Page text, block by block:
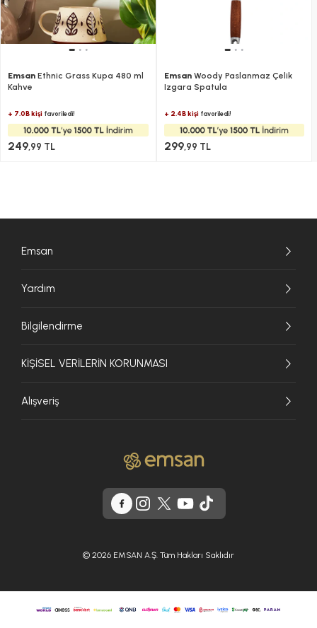
Emsan Ethnic Grass Kupa 480 ml
Kahve​​​​​​​
+ 7.0B kişi favoriledi!
249,99 TL
EmsanWoody Paslanmaz Çelik
Izgara Spatula
+ 2.4B kişifavoriledi!
299,99 TL
Emsan
Yardım
Bilgilendirme
KİŞİSEL VERİLERİN KORUNMASI
Alışveriş
© 2026 EMSAN A.Ş. Tüm Hakları Saklıdır